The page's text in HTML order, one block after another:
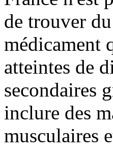
de trouver
médicament
atteintes de
secondaires
inclure des
musculaires